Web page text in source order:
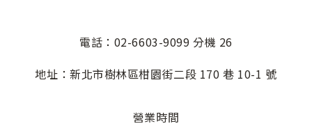
電話：02-6603-9099 分機 26
地址：新北市樹林區柑園街二段 170 巷 10-1 號
營業時間